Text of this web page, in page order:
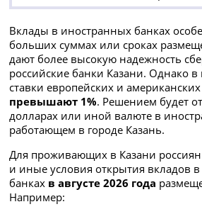
Вклады в иностранных банках
больших суммах или сроках
дают более высокую надежность
российские банки Казани. Однако в
ставки европейских и
превышают 1%. Решением будет
долларах или иной валюте в
работающем в городе Казань.
Для проживающих в Казани
и иные условия открытия вкладов
банках в августе 2026 года
Например: